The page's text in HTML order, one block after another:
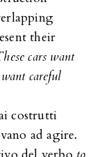
their
cars want
careful
costrutti
ad agire.